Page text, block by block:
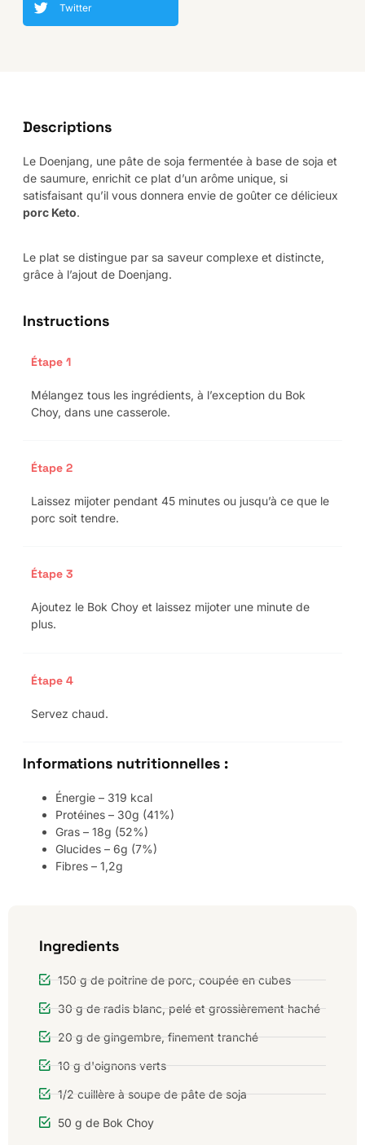
Twitter
Descriptions
Le Doenjang, une pâte de soja fermentée à base de soja et
de saumure, enrichit ce plat d’un arôme unique, si
satisfaisant qu’il vous donnera envie de goûter ce délicieux
porc Keto.
Le plat se distingue par sa saveur complexe et distincte,
grâce à l’ajout de Doenjang.
Instructions
Étape 1
Mélangez tous les ingrédients, à l’exception du Bok
Choy, dans une casserole.
Étape 2
Laissez mijoter pendant 45 minutes ou jusqu’à ce que le
porc soit tendre.
Étape 3
Ajoutez le Bok Choy et laissez mijoter une minute de
plus.
Étape 4
Servez chaud.
Informations nutritionnelles :
Énergie – 319 kcal
Protéines – 30g (41%)
Gras – 18g (52%)
Glucides – 6g (7%)
Fibres – 1,2g
Ingredients
150 g de poitrine de porc, coupée en cubes
30 g de radis blanc, pelé et grossièrement haché
20 g de gingembre, finement tranché
10 g d'oignons verts
1/2 cuillère à soupe de pâte de soja
50 g de Bok Choy